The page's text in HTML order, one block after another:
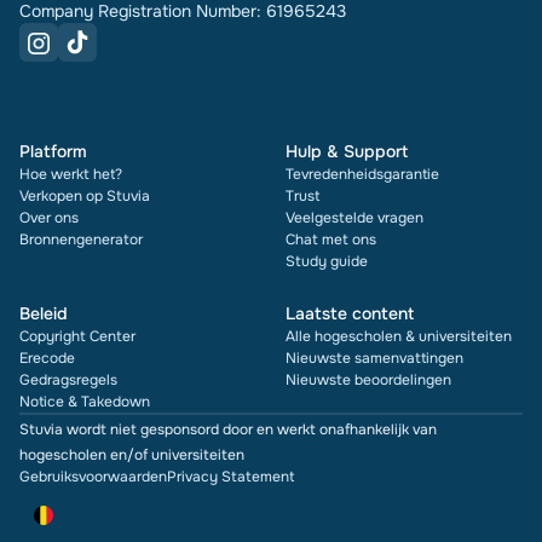
Company Registration Number: 61965243
Platform
Hoe werkt het?
Verkopen op Stuvia
Over ons
Bronnengenerator
Hulp & Support
Tevredenheidsgarantie
Trust
Veelgestelde vragen
Chat met ons
Study guide
Beleid
Copyright Center
Erecode
Gedragsregels
Notice & Takedown
Laatste content
Alle hogescholen & universiteiten
Nieuwste samenvattingen
Nieuwste beoordelingen
Stuvia wordt niet gesponsord door en werkt onafhankelijk van
hogescholen en/of universiteiten
GebruiksvoorwaardenPrivacy Statement